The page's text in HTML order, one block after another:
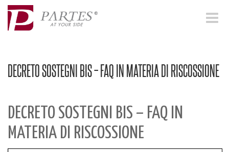
Toggle
DECRETO SOSTEGNI BIS – FAQ IN MATERIA DI RISCOSSIONE
DECRETO SOSTEGNI BIS – FAQ IN
MATERIA DI RISCOSSIONE